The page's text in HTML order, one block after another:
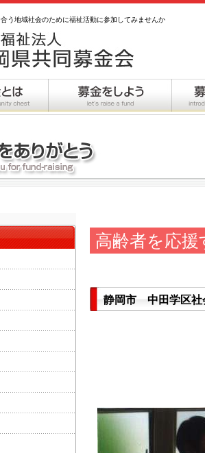
う地域社会のために福祉活動に参加してみませんか
高齢者を応
静岡市 中田学区社